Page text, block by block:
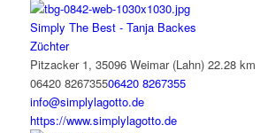
Simply The Best - Tanja Backes
Züchter
Pitzacker 1, 35096 Weimar (Lahn) 22.28 km
06420 826735506420 8267355
info@simplylagotto.de
https://www.simplylagotto.de